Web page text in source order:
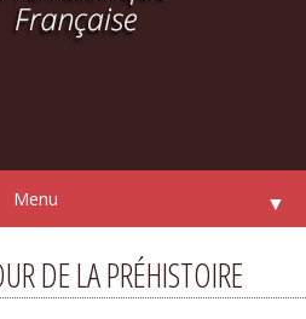
Menu ▼
DE LA PRÉHISTOIRE